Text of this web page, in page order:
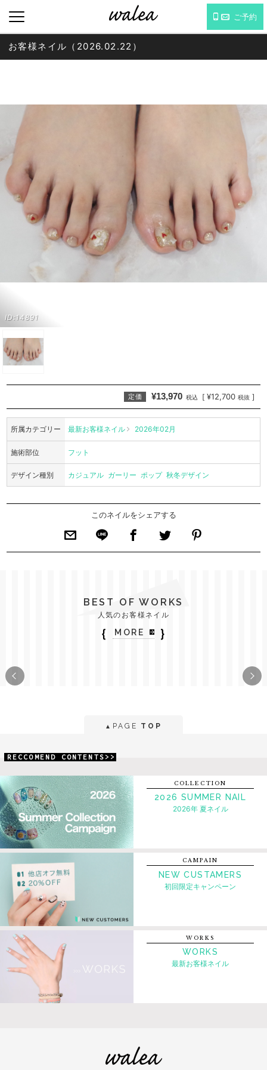
ご予約
ID:14891
お客様ネイル（2026.02.22）
定価 ¥13,970 税込 [ ¥12,700 税抜 ]
所属カテゴリー 最新お客様ネイル 2026年02月
施術部位 フット
デザイン種別 カジュアル ガーリー ポップ 秋冬デザイン
このネイルをシェアする
BEST OF WORKS
人気のお客様ネイル
｛ MORE ｝
▲ PAGE TOP
RECCOMEND CONTENTS>>
COLLECTION
2026 SUMMER NAIL
2026年 夏ネイル
CAMPAIN
NEW CUSTAMERS
初回限定キャンペーン
WORKS
WORKS
最新お客様ネイル